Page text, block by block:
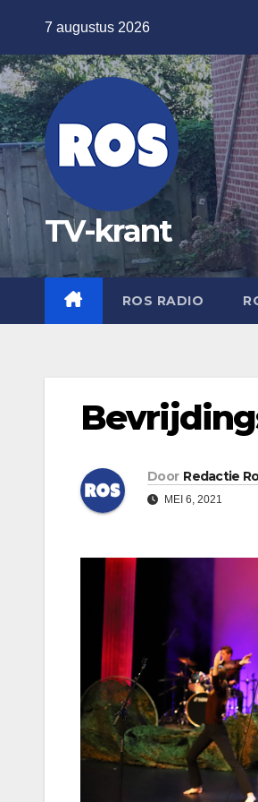
de
inhoud
7 augustus 2026
TV-krant
ROS RADIO
Door Redactie
MEI 6, 2021